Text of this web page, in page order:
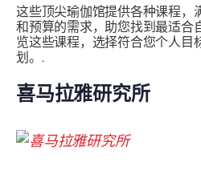
这些顶尖瑜伽馆提供各种课程，
和预算的需求，助您找到最适合
览这些课程，选择符合您个人目
划。.
喜马拉雅研究所